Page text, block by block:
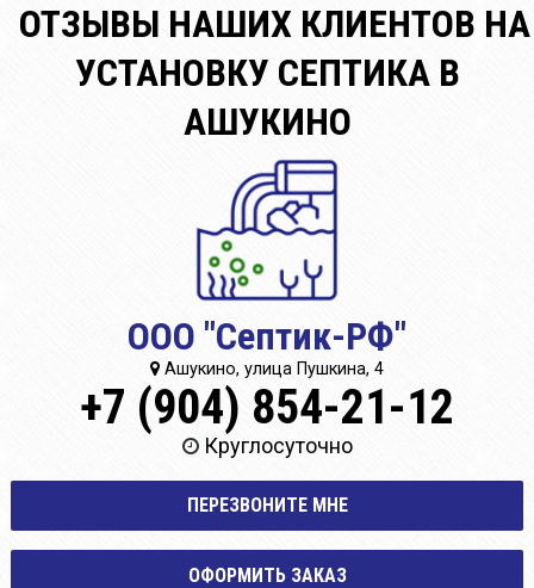
ОТЗЫВЫ НАШИХ КЛИЕНТОВ НА
УСТАНОВКУ СЕПТИКА В
АШУКИНО
ООО "Септик-РФ"
Ашукино, улица Пушкина, 4
+7 (904) 854-21-12
Круглосуточно
ПЕРЕЗВОНИТЕ МНЕ
ОФОРМИТЬ ЗАКАЗ